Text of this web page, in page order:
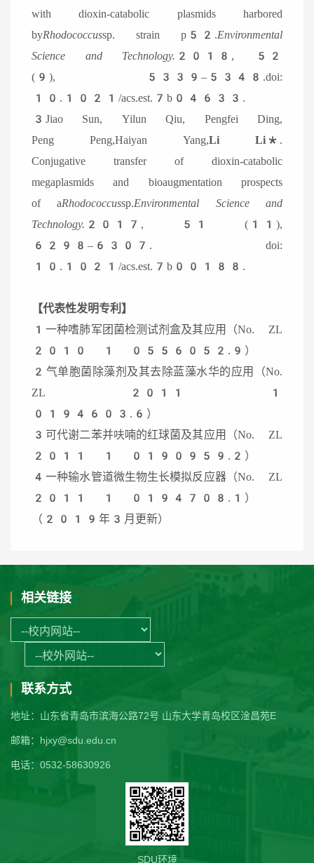
with dioxin-catabolic plasmids harbored
byRhodococcussp. strain p52.Environmental
Science and Technology. 2018, 52
(9), 5339–5348.doi:
10.1021/acs.est.7b04633.
3 Jiao Sun, Yilun Qiu, Pengfei Ding,
Peng Peng,Haiyan Yang,Li Li *.
Conjugative transfer of dioxin-catabolic
megaplasmids and bioaugmentation prospects
of aRhodococcussp.Environmental Science and
Technology. 2017, 51 (11),
6298–6307. doi:
10.1021/acs.est.7b00188.
【代表性发明专利】
1一种嗜肺军团菌检测试剂盒及其应用（No. ZL
2010 1 0556052.9）
2气单胞菌除藻剂及其去除蓝藻水华的应用（No.
ZL 2011 1
0194603.6）
3可代谢二苯并呋喃的红球菌及其应用（No. ZL
2011 1 0190959.2）
4一种输水管道微生物生长模拟反应器（No. ZL
2011 1 0194708.1）
（2019年3月更新）
相关链接
联系方式
地址：山东省青岛市滨海公路72号 山东大学青岛校区淦昌苑E
邮箱：hjxy@sdu.edu.cn
电话：0532-58630926
SDU环境